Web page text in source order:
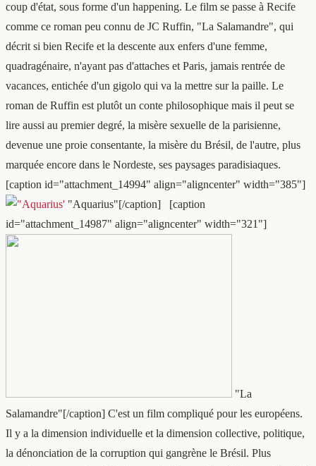
coup d'état, sous forme d'un happening. Le film se passe à Recife
comme ce roman peu connu de JC Ruffin, "La Salamandre", qui
décrit si bien Recife et la descente aux enfers d'une femme,
quadragénaire, n'ayant pas d'attaches et Paris, jamais rentrée de
vacances, entichée d'un gigolo qui va la mettre sur la paille. Le
roman de Ruffin est plutôt un conte philosophique mais il peut se
lire aussi au premier degré, la misère sexuelle de la parisienne,
devenue une proie consentante, la misère du Brésil, de l'autre, plus
marquée encore dans le Nordeste, ses paysages paradisiaques.
[caption id="attachment_14994" align="aligncenter" width="385"]
"Aquarius"[/caption] [caption
id="attachment_14987" align="aligncenter" width="321"]
"La
Salamandre"[/caption] C'est un film compliqué pour les européens.
Il y a la dimension individuelle et la dimension collective, politique,
la dénonciation de la corruption qui gangrène le Brésil. Plus